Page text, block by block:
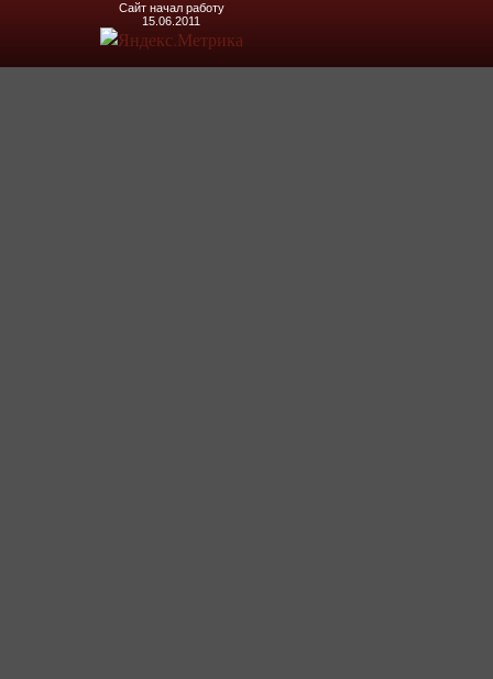
Сайт начал работу
15.06.2011